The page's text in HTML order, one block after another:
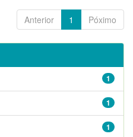
Anterior 1 Póximo
1
1
1